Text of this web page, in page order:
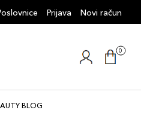
Prijava Novi račun
0
BLOG